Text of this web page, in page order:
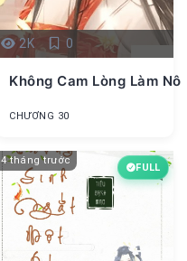
2K 0
Không Cam Lòng Làm Nô
CHƯƠNG 30
4 tháng trước
FULL